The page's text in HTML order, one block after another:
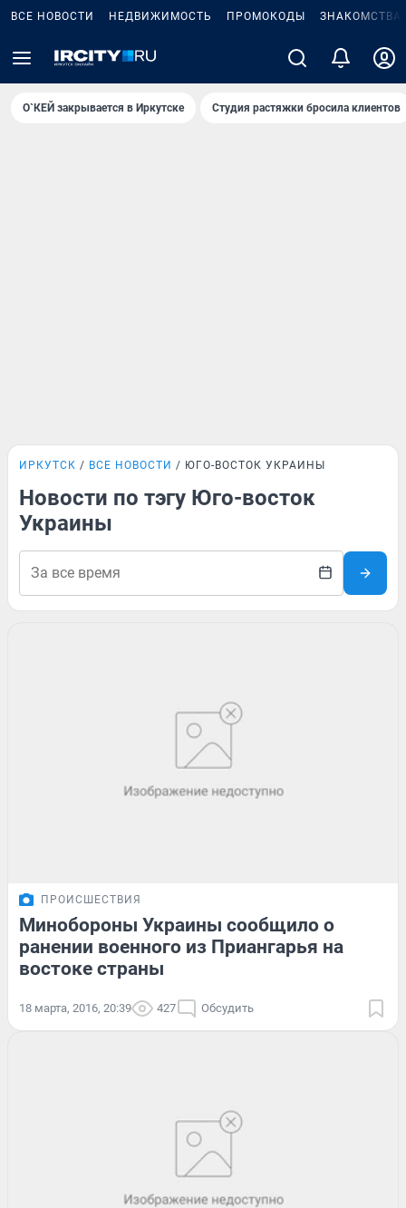
ВСЕ НОВОСТИ НЕДВИЖИМОСТЬ ПРОМОКОДЫ ЗНАКОМСТВА
О`КЕЙ закрывается в Иркутске Студия растяжки бросила клиентов
ИРКУТСК ВСЕ НОВОСТИ ЮГО-ВОСТОК УКРАИНЫ
Новости по тэгу Юго-восток
Украины
ПРОИСШЕСТВИЯ
Минобороны Украины сообщило о
ранении военного из Приангарья на
востоке страны
18 марта, 2016, 20:39 427 Обсудить